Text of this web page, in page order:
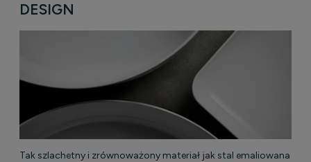
DESIGN
Tak szlachetny i zrównoważony materiał jak stal emaliowana